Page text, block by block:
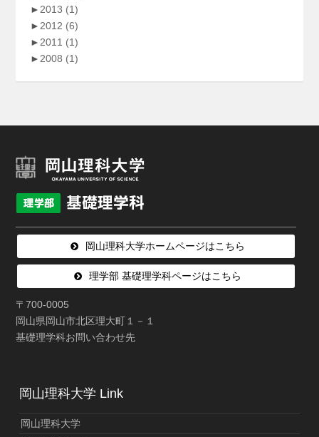
►2013 (1)
►2012 (6)
►2011 (1)
►2008 (1)
岡山理科大学ホームページはこちら
理学部 基礎理学科ページはこちら
〒700-0005
岡山県岡山市北区理大町１－１
基礎理学科お問い合わせ先
岡山理科大学 Link
岡山理科大学